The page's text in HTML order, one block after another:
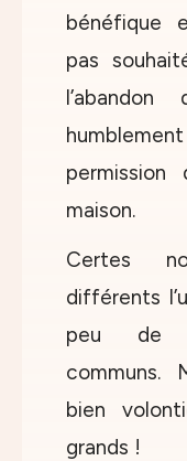
bénéfique
pas
maison.
Certes
différents
peu de
communs.
bien
grands !